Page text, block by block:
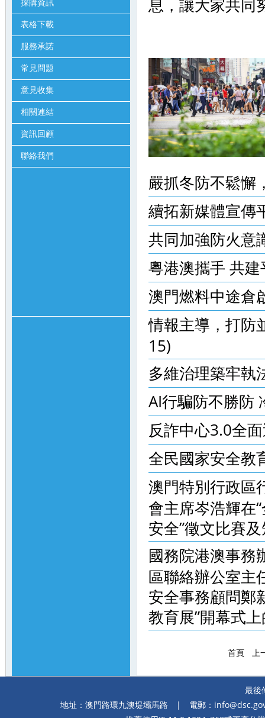
表格下載
服務承諾
常見問題
意見收集
相關連結
資訊回顧
聯絡我們
息，讓大家共同
嚴抓冬防不鬆懈
續拓新媒體宣傳
共同加強防火意
粵港澳攜手 共
澳門燃料中途倉
情報主導，打防
15)
多維治理築牢執
AI行騙防不勝防
反詐中心3.0全
全民國家安全教
澳門特別行政區
會主席岑浩輝在
安全”徵文比賽
國務院港澳事務
區聯絡辦公室主
安全事務顧問鄭
教育展”開幕式
首頁 上
最後
地址：澳門路環九澳堤壩馬路 | 電郵：